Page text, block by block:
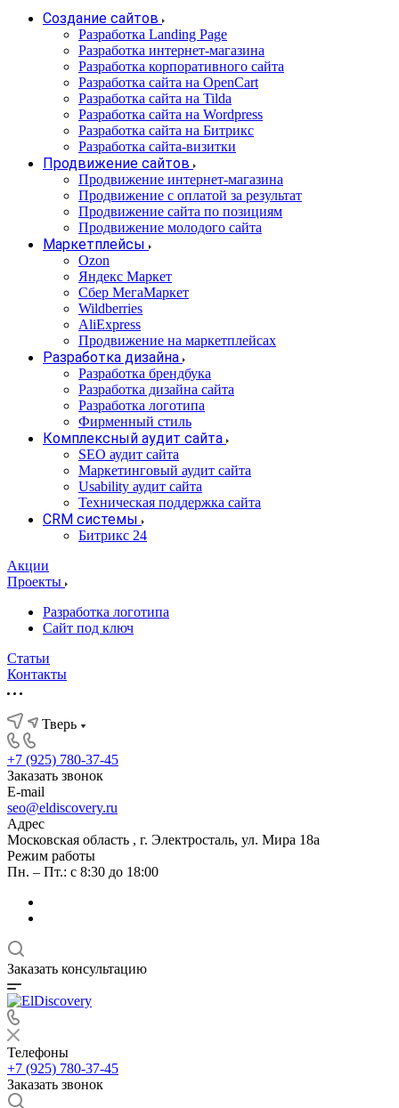
Создание сайтов
Разработка Landing Page
Разработка интернет-магазина
Разработка корпоративного сайта
Разработка сайта на OpenCart
Разработка сайта на Tilda
Разработка сайта на Wordpress
Разработка сайта на Битрикс
Разработка сайта-визитки
Продвижение сайтов
Продвижение интернет-магазина
Продвижение с оплатой за результат
Продвижение сайта по позициям
Продвижение молодого сайта
Маркетплейсы
Ozon
Яндекс Маркет
Сбер МегаМаркет
Wildberries
AliExpress
Продвижение на маркетплейсах
Разработка дизайна
Разработка брендбука
Разработка дизайна сайта
Разработка логотипа
Фирменный стиль
Комплексный аудит сайта
SEO аудит сайта
Маркетинговый аудит сайта
Usability аудит сайта
Техническая поддержка сайта
CRM системы
Битрикс 24
Акции
Проекты
Разработка логотипа
Сайт под ключ
Статьи
Контакты
Тверь
+7 (925) 780-37-45
Заказать звонок
E-mail
seo@eldiscovery.ru
Адрес
Московская область , г. Электросталь, ул. Мира 18а
Режим работы
Пн. – Пт.: с 8:30 до 18:00
Заказать консультацию
Телефоны
+7 (925) 780-37-45
Заказать звонок